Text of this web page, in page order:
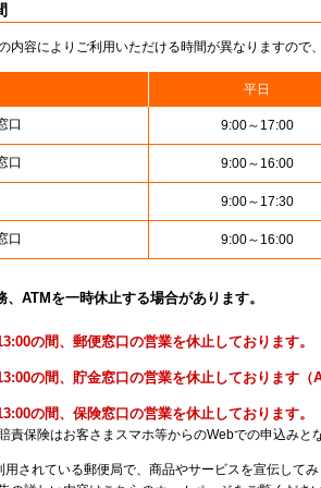
内容によりご利用いただける時間が異なりますので
平日
口 9:00～17:00
口 9:00～16:00
9:00～17:30
口 9:00～16:00
ATMを一時休止する場合があります。
の間、郵便窓口の営業を休止しております。
の間、貯金窓口の営業を休止しております（
の間、保険窓口の営業を休止しております。
責保険はお客さまスマホ等からのWebでの申込みと
用されている郵便局で、商品やサービスを宣伝して